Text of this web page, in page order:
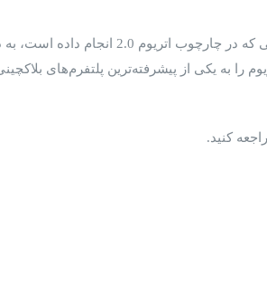
را به یکی از پیشرفته‌ترین پلتفرم‌های
کنید.